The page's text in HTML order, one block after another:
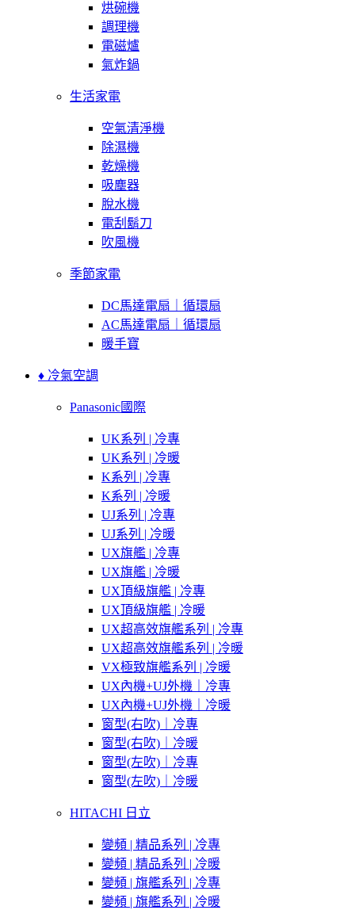
烘碗機
調理機
電磁爐
氣炸鍋
生活家電
空氣清淨機
除濕機
乾燥機
吸塵器
脫水機
電刮鬍刀
吹風機
季節家電
DC馬達電扇｜循環扇
AC馬達電扇｜循環扇
暖手寶
♦ 冷氣空調
Panasonic國際
UK系列 | 冷專
UK系列 | 冷暖
K系列 | 冷專
K系列 | 冷暖
UJ系列 | 冷專
UJ系列 | 冷暖
UX旗艦 | 冷專
UX旗艦 | 冷暖
UX頂級旗艦 | 冷專
UX頂級旗艦 | 冷暖
UX超高效旗艦系列 | 冷專
UX超高效旗艦系列 | 冷暖
VX極致旗艦系列 | 冷暖
UX內機+UJ外機｜冷專
UX內機+UJ外機｜冷暖
窗型(右吹)｜冷專
窗型(右吹)｜冷暖
窗型(左吹)｜冷專
窗型(左吹)｜冷暖
HITACHI 日立
變頻 | 精品系列 | 冷專
變頻 | 精品系列 | 冷暖
變頻 | 旗艦系列 | 冷專
變頻 | 旗艦系列 | 冷暖